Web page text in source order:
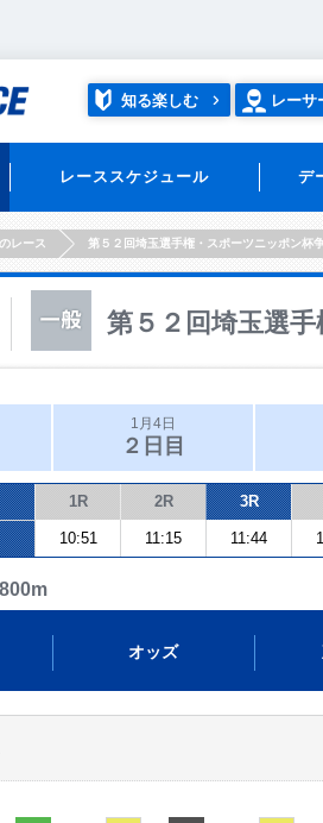
知る楽しむ レーサ
レーススケジュール デ
レース 第５２回埼玉選手権・スポーツニッポン杯
第５２回埼玉選
1月4日
２日目
1R 2R 3R
10:51 11:15 11:44
オッズ